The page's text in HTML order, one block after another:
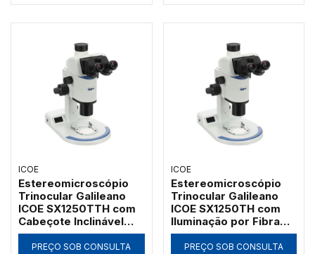
ICOE
Estereomicroscópio
Trinocular Galileano
ICOE SX1250TTH com
Cabeçote Inclinável
Ergonômico e Zoom
12,5:1
PREÇO SOB CONSULTA
ICOE
Estereomicroscópio
Trinocular Galileano
ICOE SX1250TH com
Iluminação por Fibra
Óptica e Zoom 12,5:1
PREÇO SOB CONSULTA